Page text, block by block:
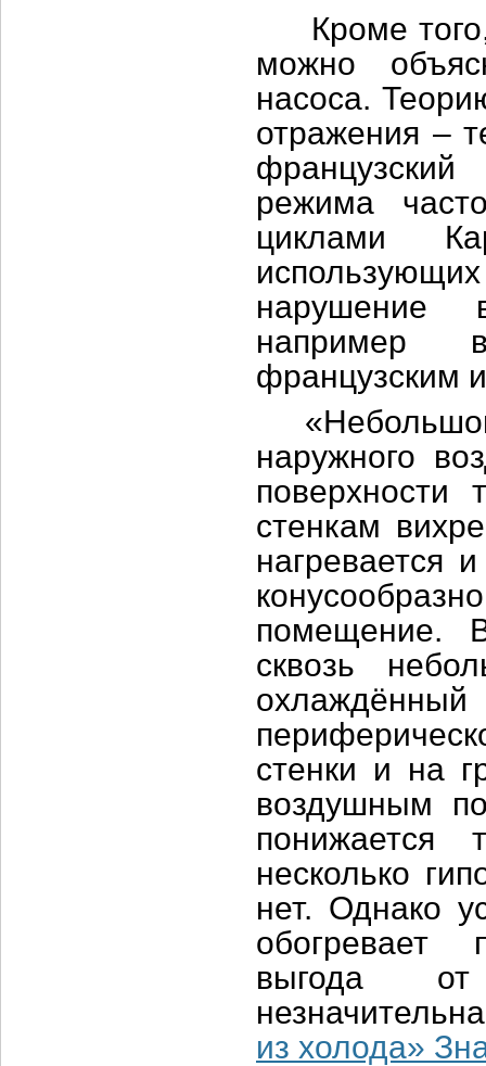
Кроме того,
можно
насоса.
отражения –
режима
циклами
нарушение
например
французским
«Небольшой
наружного
поверхности
стенкам
нагревается
помещение.
сквозь
стенки и на
воздушным
понижается
несколько
нет. Однако
обогревает
выгода
из холода»